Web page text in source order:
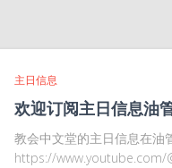
主日信息
欢迎订阅主日信息油
教会中文堂的主日信息在油
https://www.youtube.com/